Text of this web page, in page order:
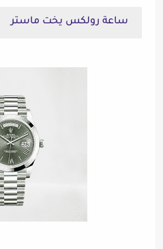
ساعة رولكس يخت ماستر